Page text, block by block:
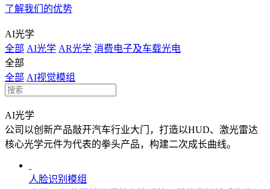
了解我们的优势
AI光学
全部 AI光学 AR光学 消费电子及车载光电
全部
全部 AI视觉模组
AI光学
公司以创新产品敲开汽车行业大门，打造以HUD、激光雷达
核心光学元件为代表的拳头产品，构建二次成长曲线。
人脸识别模组